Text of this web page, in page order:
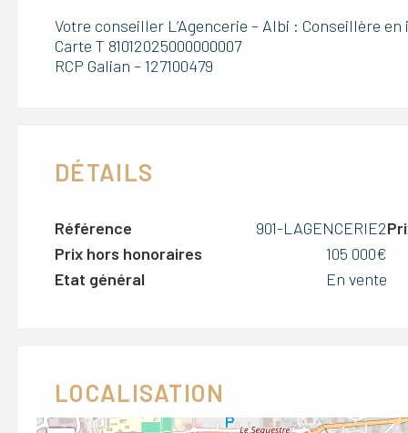
Votre conseiller L’Agencerie – Albi : Conseillère
Carte T 81012025000000007
RCP Galian – 127100479
DÉTAILS
Référence 901-LAGENCERIE2
Prix hors honoraires
105 000€
Etat général
En vente
LOCALISATION